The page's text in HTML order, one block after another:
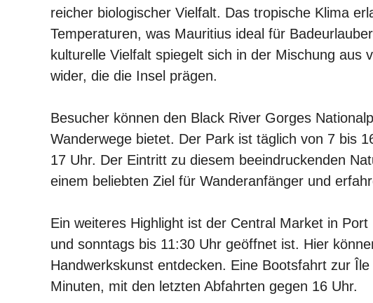
reicher biologischer Vielfalt. Das tropische Klima
Temperaturen, was Mauritius ideal für
kulturelle Vielfalt spiegelt sich in der Mischung aus
wider, die die Insel prägen.
Besucher können den Black River Gorges
Wanderwege bietet. Der Park ist täglich von 7 bis
17 Uhr. Der Eintritt zu diesem beeindruckenden
einem beliebten Ziel für Wanderanfänger und
Ein weiteres Highlight ist der Central Market in
und sonntags bis 11:30 Uhr geöffnet ist. Hier
Handwerkskunst entdecken. Eine Bootsfahrt zur
Minuten, mit den letzten Abfahrten gegen 16 Uhr.